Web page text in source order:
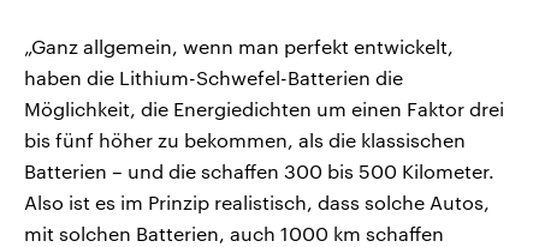
„Ganz allgemein, wenn man perfekt entwickelt,
haben die Lithium-Schwefel-Batterien die
Möglichkeit, die Energiedichten um einen Faktor drei
bis fünf höher zu bekommen, als die klassischen
Batterien – und die schaffen 300 bis 500 Kilometer.
Also ist es im Prinzip realistisch, dass solche Autos,
mit solchen Batterien, auch 1000 km schaffen